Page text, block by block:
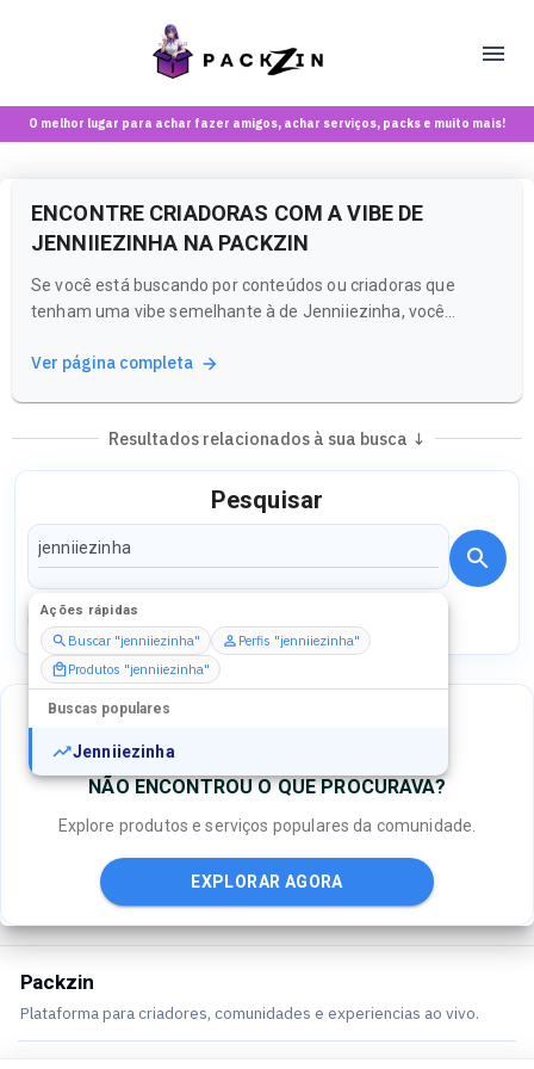
O melhor lugar para achar fazer amigos, achar serviços, packs e muito mais!
ENCONTRE CRIADORAS COM A VIBE DE
JENNIIEZINHA NA PACKZIN
Se você está buscando por conteúdos ou criadoras que
tenham uma vibe semelhante à de Jenniiezinha, você
você pode explorar uma variedade de criadoras e
Ver página completa
Resultados relacionados à sua busca ↓
Pesquisar
Ações rápidas
Buscar "jenniiezinha"
Perfis "jenniiezinha"
Produtos "jenniiezinha"
Buscas populares
Jenniiezinha
Perfis
NÃO ENCONTROU O QUE PROCURAVA?
Explore produtos e serviços populares da comunidade.
EXPLORAR AGORA
Packzin
Plataforma para criadores, comunidades e experiencias ao vivo.